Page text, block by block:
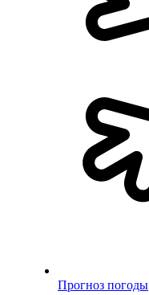
Прогноз погоды